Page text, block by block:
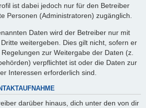
ist dabei jedoch nur für den Betreiber
Personen (Administratoren) zugänglich.
Daten wird der Betreiber nur mit
weitergeben. Dies gilt nicht, sofern er
zur Weitergabe der Daten (z.
verpflichtet ist oder die Daten zur
Interessen erforderlich sind.
darüber hinaus, dich unter den von dir